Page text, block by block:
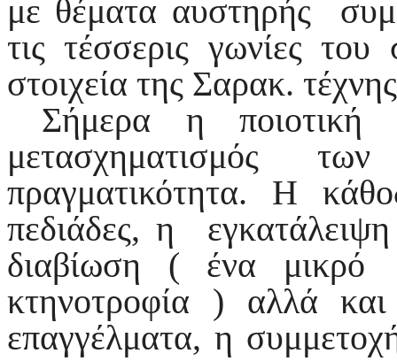
με θέματα αυστηρής
τις τέσσερις γωνίες
στοιχεία της Σαρακ.
Σήμερα η ποιοτική
μετασχηματισμός
πραγματικότητα. Η
πεδιάδες, η
διαβίωση ( ένα μικρό
κτηνοτροφία ) αλλά
επαγγέλματα, η